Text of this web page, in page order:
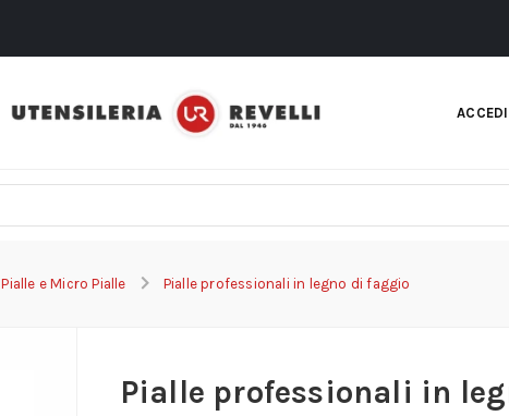
Pialle e Micro Pialle Pialle professionali in legno di faggio
Pialle professionali in